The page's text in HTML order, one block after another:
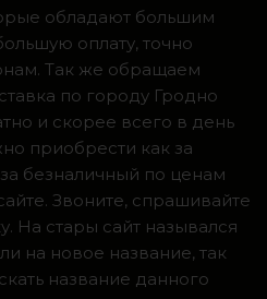
обладают большим
оплату, точно
Так же обращаем
по городу Гродно
и скорее всего в день
приобрести как за
безналичный по ценам
Звоните, спрашивайте
На стары сайт назывался
на новое название, так
название данного